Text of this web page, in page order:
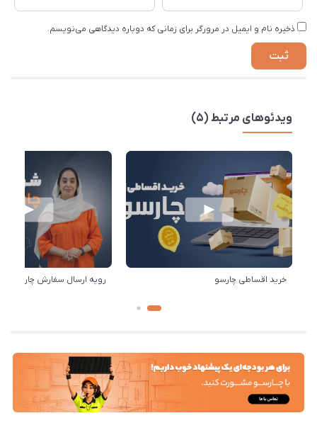
ذخیره نام و ایمیل در مرورگر برای زمانی که دوباره دیدگاهی می‌نویسم.
ویدئوهای مرتبط (5)
خرید اقساطی چارسو رویه ارسال سفارش چارسو